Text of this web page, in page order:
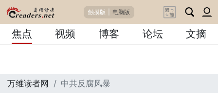
触摸版 电脑版
焦点 视频 博客 论坛 文摘
万维读者网 中共反腐风暴